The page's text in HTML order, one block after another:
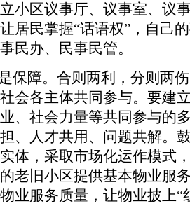
小区议事厅、议事室、议
居民掌握“话语权”，自己
民办、民事民管。
障。合则两利，分则两伤
会各主体共同参与。要建
、社会力量等共同参与的
、人才共用、问题共解。
体，采取市场化运作模式
老旧小区提供基本物业服
业服务质量，让物业披上“